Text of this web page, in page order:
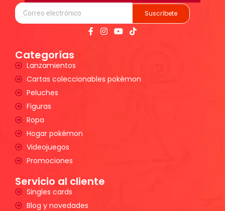
Suscríbete
Categorías
Lanzamientos
Cartas coleccionables pokémon
Peluches
Figuras
Ropa
Hogar pokémon
Videojuegos
Promociones
Servicio al cliente
Singles cards
Blog y novedades